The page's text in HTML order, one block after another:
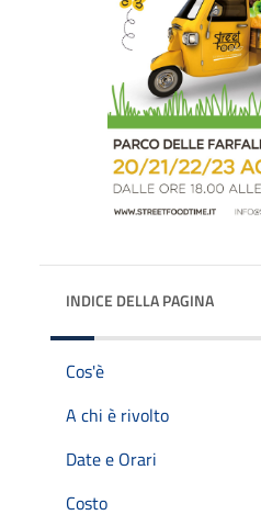
INDICE DELLA PAGINA
Cos'è
A chi è rivolto
Date e Orari
Costo